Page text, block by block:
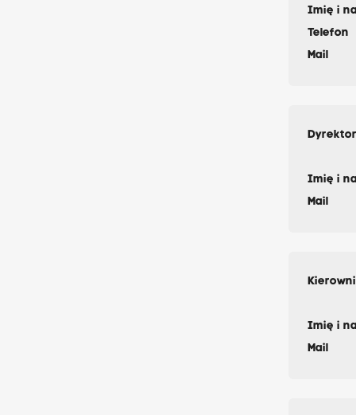
Imię i
Telefon
Mail
Imię i
Mail
Imię i
Mail